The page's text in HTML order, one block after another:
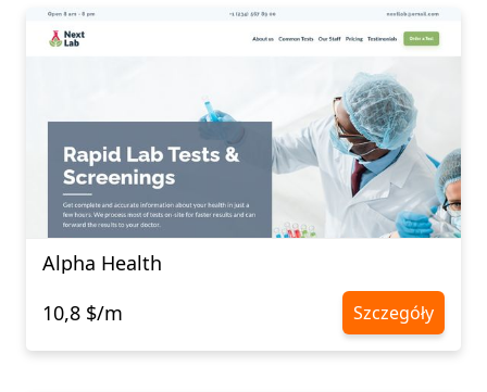
Alpha Health
10,8 $/m
Szczegóły